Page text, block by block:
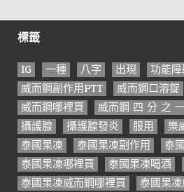
標籤
IG 一種 八字 出現 功能
威而鋼副作用PTT
威而鋼口溶錠
威而鋼哪裡買
威而鋼 四 分 之
攝護腺
攝護腺發炎 服用 樂
泰國果凍
泰國果凍副作用
泰
泰國果凍哪裡買
泰國果凍喝酒
泰國果凍威而鋼哪裡買
泰國果